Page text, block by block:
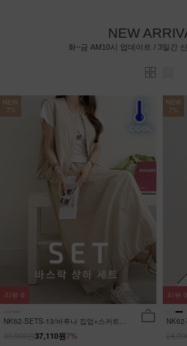
NEW
화~금 AM10시 업데이트 / 3일간
NEW
7%
NK62-SETS-13/바루나 집업+스커트
7%
37,110원
리뷰 0
NEW
7%
리뷰 0